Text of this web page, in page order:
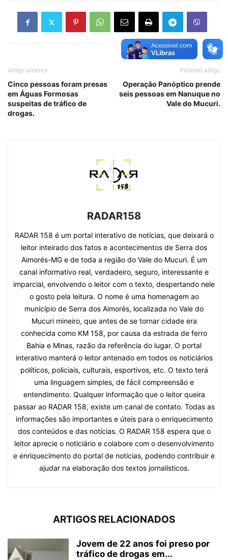
Artigo anterior
Cinco pessoas foram presas
em Águas Formosas
suspeitas de tráfico de
drogas.
Próximo artigo
Operação Panóptico prende
seis pessoas em Nanuque no
Vale do Mucuri.
RADAR158
RADAR 158 é um portal interativo de notícias, que deixará o
leitor inteirado dos fatos e acontecimentos de Serra dos
Aimorés-MG e de toda a região do Vale do Mucuri. É um
canal informativo real, verdadeiro, seguro, interessante e
imparcial, envolvendo o leitor com o texto, despertando nele
o gosto pela leitura. O nome é uma homenagem ao
município de Serra dos Aimorés, localizada no Vale do
Mucuri mineiro, que antes de se tornar cidade era
conhecida como KM 158, por causa da estrada de ferro
Bahia e Minas, razão da referência do lugar. O portal
interativo manterá o leitor antenado em todos os noticiários
políticos, policiais, culturais, esportivos, etc. O texto terá
uma linguagem simples, de fácil compreensão e
entendimento. Qualquer informação que o leitor queira
passar ao RADAR 158, existe um canal de contato. Todas as
informações são importantes e úteis para o enriquecimento
dos conteúdos e das notícias. O RADAR 158 espera que o
leitor aprecie o noticiário e colabore com o desenvolvimento
e enriquecimento do portal de notícias, podendo contribuir e
ajudar na elaboração dos textos jornalísticos.
ARTIGOS RELACIONADOS
Jovem de 22 anos foi preso por
tráfico de drogas em...